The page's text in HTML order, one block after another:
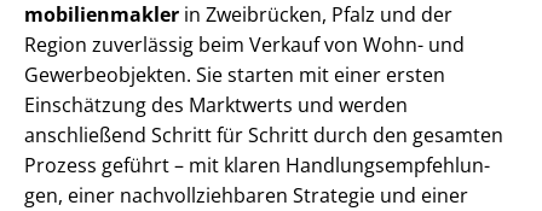
mo­bi­li­en­mak­ler in Zweibrücken, Pfalz und der
Region zuverlässig beim Verkauf von Wohn- und
Gewerbeobjekten. Sie starten mit einer ersten
Einschätzung des Marktwerts und werden
anschließend Schritt für Schritt durch den gesamten
Prozess geführt – mit klaren Hand­lungs­emp­feh­lun­
gen, einer nach­voll­zieh­ba­ren Strategie und einer